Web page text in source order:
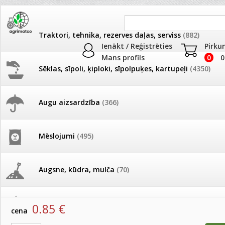
Ienākt / Reģistrēties
Mans profils
0
Traktori, tehnika, rezerves daļas, serviss (882)
Sēklas, sīpoli, ķiploki, sīpolpuķes, kartupeļi (4350)
Augu aizsardzība (366)
Mēslojumi (495)
Augsne, kūdra, mulča (70)
Podi un kasetes
JAUNUMI
Pašlasīšanas vietu katalogs
26.05. Vebinārs - Kā ierobežot
gliemežus piemājas dārzā un
Darba laiks Līgo svētkos
Ūdens piemērotības noteikšana
AKCIJAS
frēze + mulčieris +
AKCIJAS komplekts -
Deratizācija, dezinsekcija
Produkti »Deratizācija, dezinsekcija
Bioloģisks līdzeklis - kanalizācijas sistēmām un
MICROBEC 25g
cena 0.85 €